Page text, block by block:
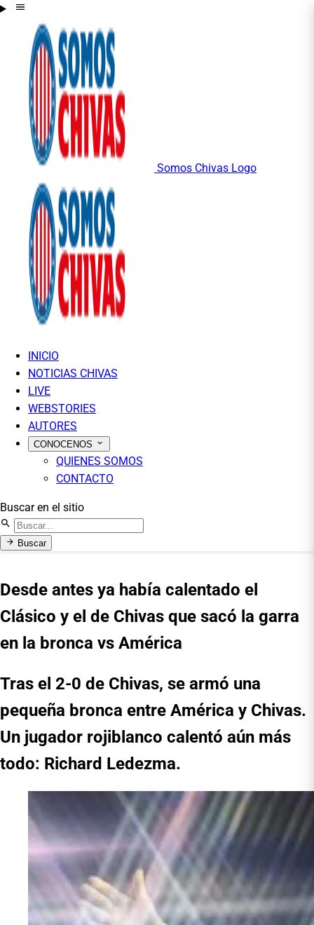
Somos Chivas Logo
INICIO
NOTICIAS CHIVAS
LIVE
WEBSTORIES
AUTORES
CONOCENOS
QUIENES SOMOS
CONTACTO
Buscar en el sitio
Buscar
Desde antes ya había calentado el
Clásico y el de Chivas que sacó la garra
en la bronca vs América
Tras el 2-0 de Chivas, se armó una
pequeña bronca entre América y Chivas.
Un jugador rojiblanco calentó aún más
todo: Richard Ledezma.